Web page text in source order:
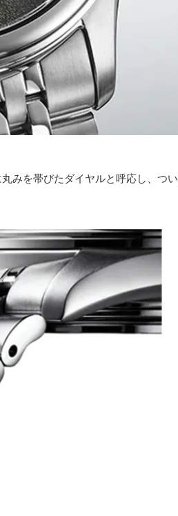
みを帯びたダイヤルと呼応し、つ